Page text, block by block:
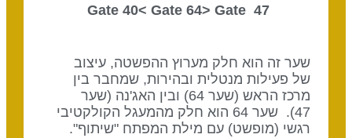
47 Gate 40<
Gate 64 > Gate
שער זה הוא חלק מערוץ ההפשטה, עיצוב
של פעילות מנטלית ובהירות, שמחבר בין
מרכז הראש (שער 64) ובין האג'נה (שער
47). שער 64 הוא חלק מהמעגל הקולקטיבי
רגשי (מופשט) עם מילת המפתח "שיתוף".